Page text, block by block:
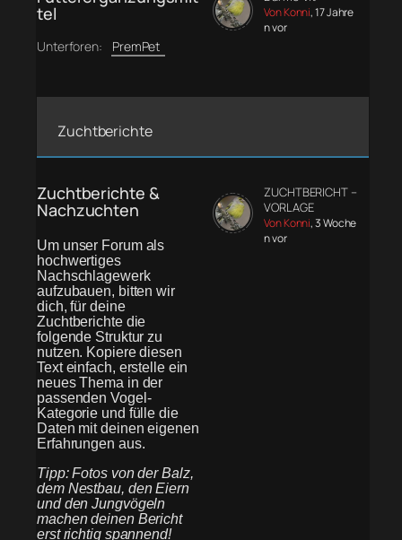
tel
Unterforen: PremPet
Von Konni, 17 Jahre
n vor
Zuchtberichte
Zuchtberichte &
Nachzuchten
Um unser Forum als
hochwertiges
Nachschlagewerk
aufzubauen, bitten wir
dich, für deine
Zuchtberichte die
folgende Struktur zu
nutzen. Kopiere diesen
Text einfach, erstelle ein
neues Thema in der
passenden Vogel-
Kategorie und fülle die
Daten mit deinen eigenen
Erfahrungen aus.
Tipp: Fotos von der Balz,
dem Nestbau, den Eiern
und den Jungvögeln
machen deinen Bericht
erst richtig spannend!
ZUCHTBERICHT –
VORLAGE
Von Konni, 3 Woche
n vor